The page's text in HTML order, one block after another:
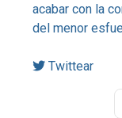
acabar con la
del menor
Twittear